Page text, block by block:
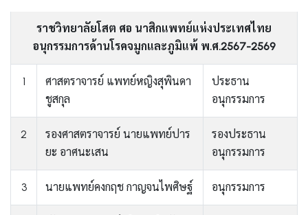
ราชวิทยาลัยโสต ศอ นาสิกแพทย์แห่งประเทศไทย
อนุกรรมการด้านโรคจมูกและภูมิแพ้ พ.ศ.2567-2569
1
ศาสตราจารย์ แพทย์หญิงสุพินดา
ชูสกุล
ประธาน
อนุกรรมการ
2
รองศาสตราจารย์ นายแพทย์ปาร
ยะ อาศนะเสน
รองประธาน
อนุกรรมการ
3 นายแพทย์คงกฤช กาญจนไพศิษฐ์ อนุกรรมการ